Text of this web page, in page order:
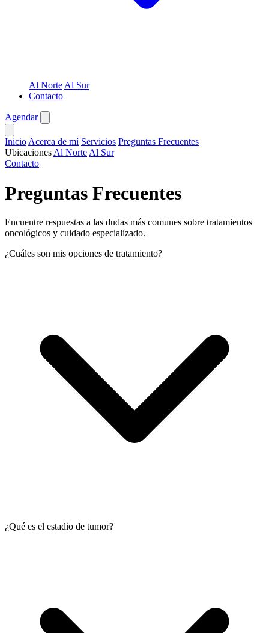
Al NorteAl Sur
Contacto
Agendar
InicioAcerca de mí Servicios Preguntas Frecuentes
UbicacionesAl NorteAl Sur
Contacto
Preguntas Frecuentes
Encuentre respuestas a las dudas más comunes sobre tratamientos
oncológicos y cuidado especializado.
¿Cuáles son mis opciones de tratamiento?
¿Qué es el estadio de tumor?